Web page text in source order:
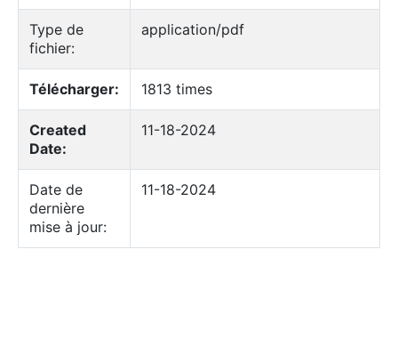
Type de
fichier:
application/pdf
Télécharger: 1813 times
Created
Date:
11-18-2024
Date de
dernière
mise à jour:
11-18-2024